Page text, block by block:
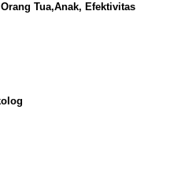
Tua,Anak, Efektivitas